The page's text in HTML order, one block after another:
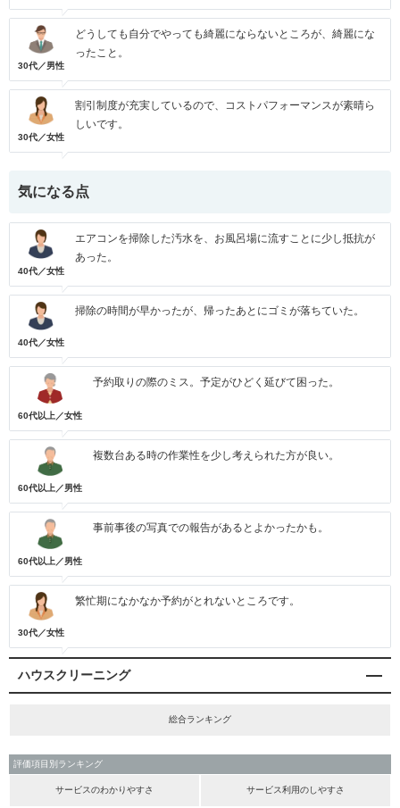
30代／男性
どうしても自分でやっても綺麗にならないところが、綺麗にな
ったこと。
30代／女性
割引制度が充実しているので、コストパフォーマンスが素晴ら
しいです。
気になる点
40代／女性
エアコンを掃除した汚水を、お風呂場に流すことに少し抵抗が
あった。
40代／女性
掃除の時間が早かったが、帰ったあとにゴミが落ちていた。
60代以上／女性
予約取りの際のミス。予定がひどく延びて困った。
60代以上／男性
複数台ある時の作業性を少し考えられた方が良い。
60代以上／男性
事前事後の写真での報告があるとよかったかも。
30代／女性
繁忙期になかなか予約がとれないところです。
ハウスクリーニング
総合ランキング
評価項目別ランキング
サービスのわかりやすさ サービス利用のしやすさ